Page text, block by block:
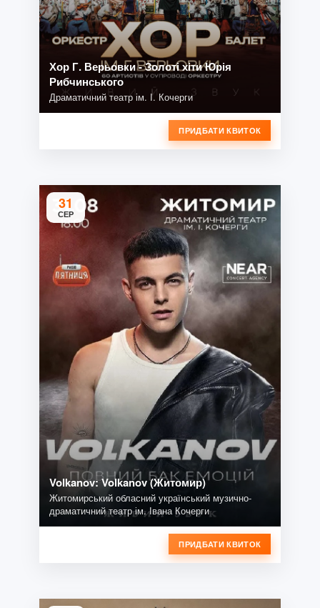
Хор Г. Верьовки - Золоті хіти Юрія
Рибчинського
Драматичний театр ім. І. Кочерги
ПРИДБАТИ КВИТОК
31
СЕР
Volkanov: Volkanov (Житомир)
Житомирський обласний український музично-
драматичний театр ім. Івана Кочерги
ПРИДБАТИ КВИТОК